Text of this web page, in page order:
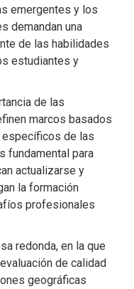
emergentes y los
demandan una
de las habilidades
estudiantes y
de las
marcos basados
de las
fundamental para
actualizarse y
la formación
profesionales
redonda, en la que
de calidad
geográficas